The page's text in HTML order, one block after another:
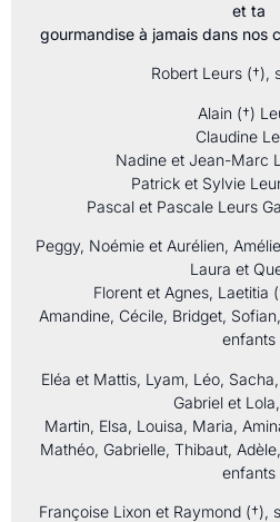
et ta
gourmandise à jamais dans nos
Robert Leurs (†),
Alain (†)
Claudine
Nadine et Jean-Marc
Patrick et Sylvie
Pascal et Pascale Leurs
Peggy, Noémie et Aurélien,
Laura et
Florent et Agnes, Laetitia
Amandine, Cécile, Bridget,
enfants
Eléa et Mattis, Lyam, Léo,
Gabriel et
Martin, Elsa, Louisa, Maria,
Mathéo, Gabrielle, Thibaut,
enfants
Françoise Lixon et Raymond